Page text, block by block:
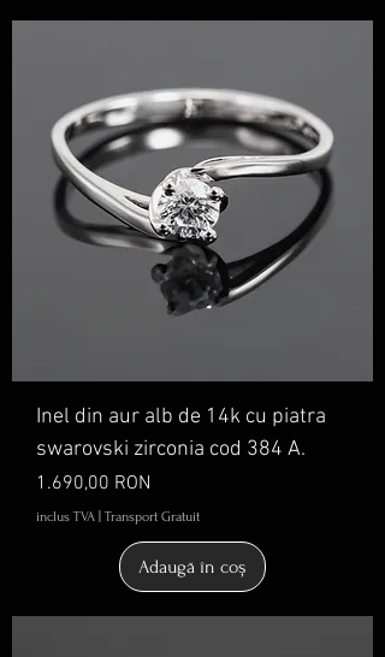
Inel din aur alb de 14k cu piatra
swarovski zirconia cod 384 A.
Preț
1.690,00 RON
inclus TVA Transport Gratuit
Adaugă în coș